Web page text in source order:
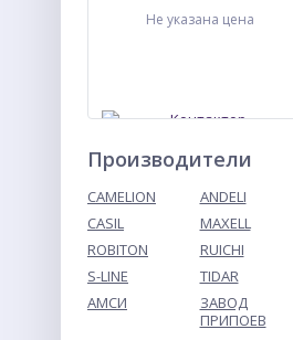
Не указана цена
Контактор
ПМЛ-4160ДМ-80А-220АС-
Не указана цена
Производители
CAMELION
ANDELI
CASIL
MAXELL
ROBITON
RUICHI
S-LINE
TIDAR
АМСИ
ЗАВОД
ПРИПОЕВ